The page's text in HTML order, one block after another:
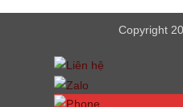
Copyright